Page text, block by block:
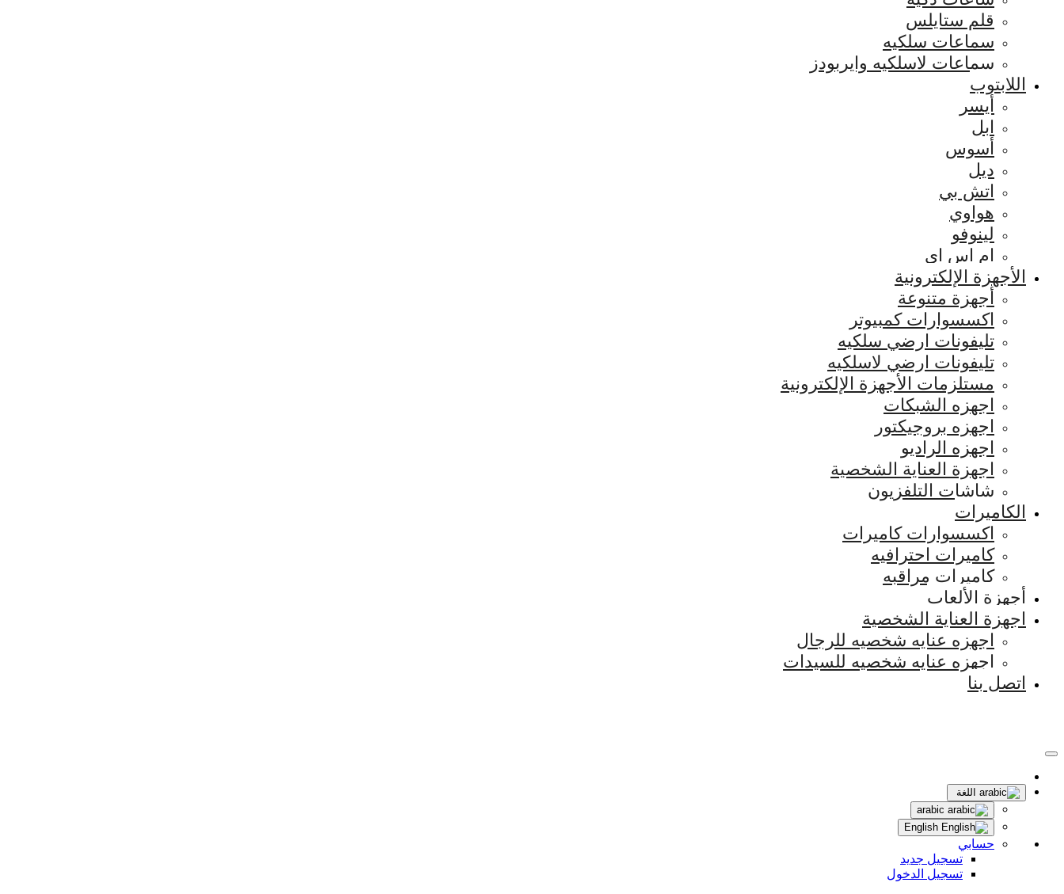
قلم ستايلس
سماعات سلكيه
سماعات لاسلكيه وايربودز
اللابتوب
أيسر
ابل
أسوس
ديل
اتش بي
هواوي
لينوفو
ام اس اي
الأجهزة الإلكترونية
أجهزة متنوعة
اكسسوارات كمبيوتر
تليفونات ارضي سلكيه
تليفونات ارضي لاسلكيه
مستلزمات الأجهزة الإلكترونية
اجهزه الشبكات
اجهزه بروجيكتور
اجهزه الراديو
اجهزة العناية الشخصية
شاشات التلفزيون
الكاميرات
اكسسوارات كاميرات
كاميرات احترافيه
كاميرات مراقبه
أجهزة الألعاب
اجهزة العناية الشخصية
اجهزه عنايه شخصيه للرجال
اجهزه عنايه شخصيه للسيدات
اتصل بنا
اللغة
حسابي
تسجيل جديد
تسجيل الدخول